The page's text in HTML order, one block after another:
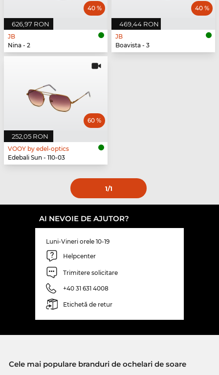
626,97 RON
40 %
JB
Nina - 2
469,44 RON
40 %
JB
Boavista - 3
252,05 RON
60 %
VOOY by edel-optics
Edebali Sun - 110-03
1/1
AI NEVOIE DE AJUTOR?
Luni-Vineri orele 10-19
Helpcenter
Trimitere solicitare
+40 31 631 4008
Etichetă de retur
Cele mai populare branduri de ochelari de soare